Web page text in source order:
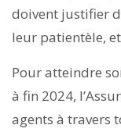
doivent justifier
leur patientèle,
Pour atteindre
à fin 2024,
agents à travers